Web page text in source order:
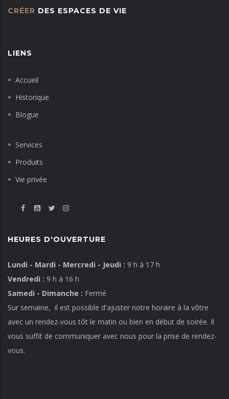
CRÉER DES ESPACES DE VIE
LIENS
Accueil
Historique
Blogue
Services
Produits
Vie privée
HEURES D'OUVERTURE
Lundi - Mardi - Mercredi - Jeudi : 9 h à 17 h
Vendredi : 9 h à 16 h
Samedi - Dimanche : Fermé
Sur semaine, il est possible d'ajuster notre horaire à la vôtre
avec un rendez-vous tôt le matin ou bien en début de soirée. Il
vous suffit de communiquer avec nous pour la prise de rendez-
vous.